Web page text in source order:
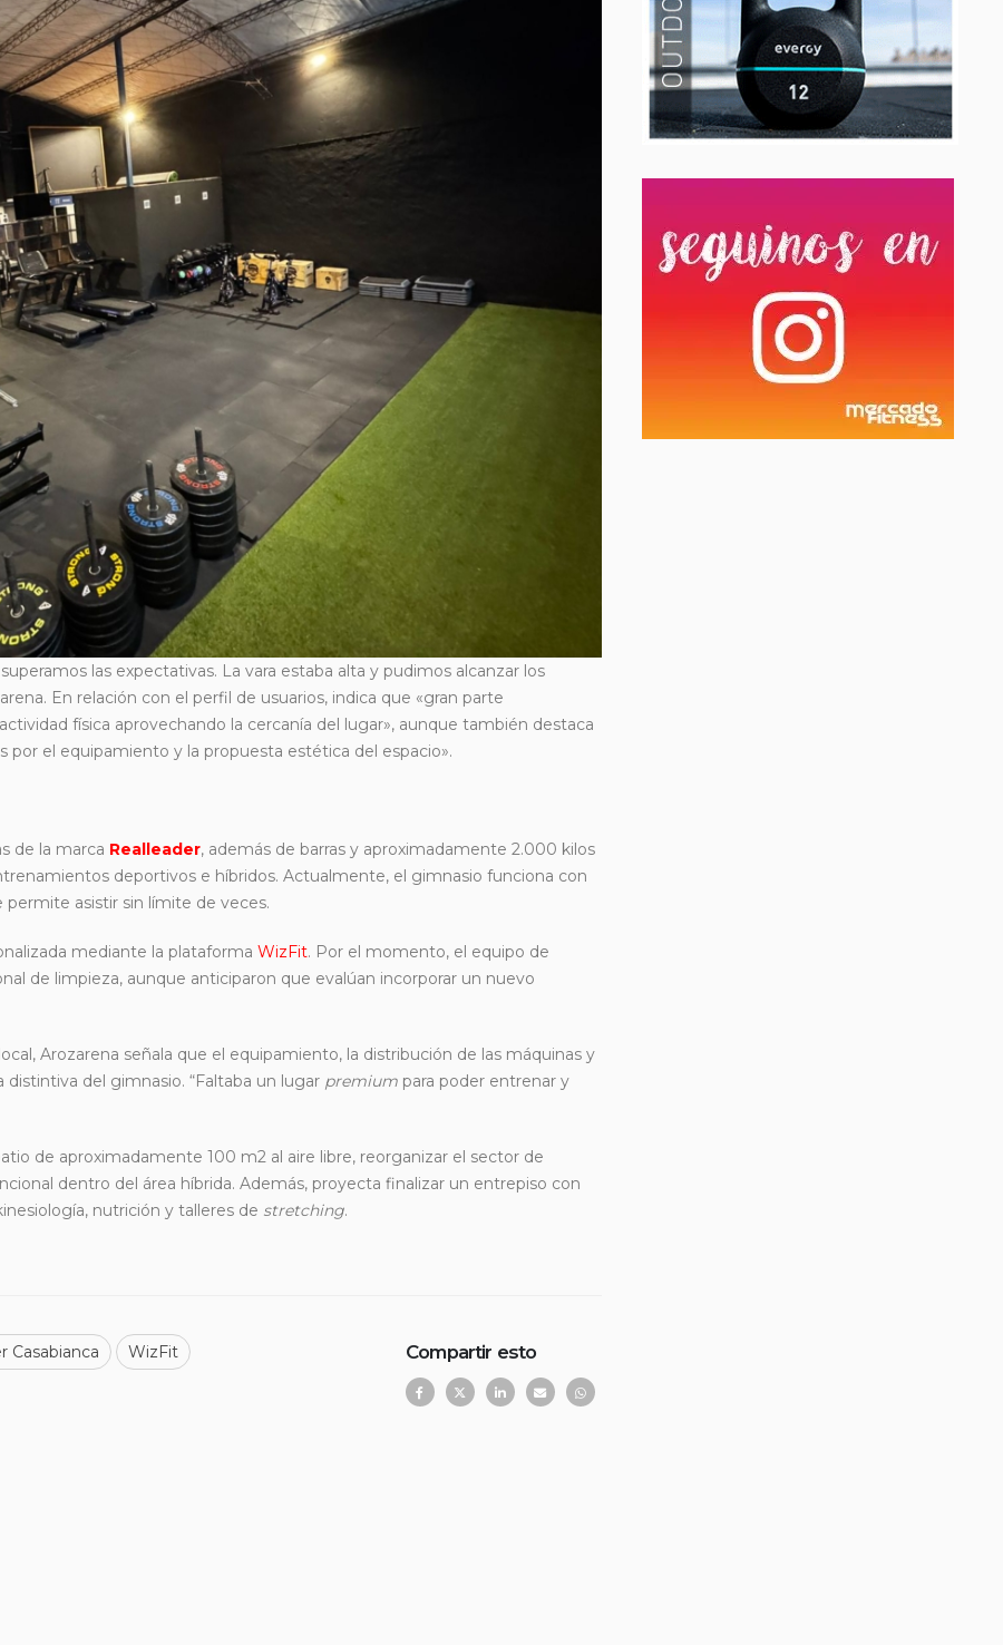
las expectativas. La vara estaba alta y pudimos alcanzar los
En relación con el perfil de usuarios, indica que «gran parte
física aprovechando la cercanía del lugar», aunque también destaca
por el equipamiento y la propuesta estética del espacio».
de la marca Realleader, además de barras y aproximadamente 2.000 kilos
deportivos e híbridos. Actualmente, el gimnasio funciona con
permite asistir sin límite de veces.
mediante la plataforma WizFit. Por el momento, el equipo de
de limpieza, aunque anticiparon que evalúan incorporar un nuevo
Arozarena señala que el equipamiento, la distribución de las máquinas y
del gimnasio. “Faltaba un lugar premium para poder entrenar y
de aproximadamente 100 m2 al aire libre, reorganizar el sector de
dentro del área híbrida. Además, proyecta finalizar un entrepiso con
nutrición y talleres de stretching.
Casabianca WizFit Compartir esto